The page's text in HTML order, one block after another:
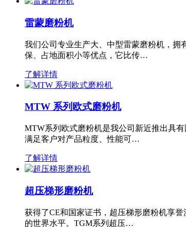
雷蒙磨粉机
我们公司专业生产大、中型雷蒙磨粉机，拥
保、占地面积小等优点，它比传…
了解详情
MTW 系列欧式磨粉机
MTW系列欧式磨粉机是我公司新近推出具
满足客户对产品粒度、性能可…
了解详情
超压梯形磨粉机
获得了CE和国家证书，超压梯形磨粉机享
的世界水平。TGM系列超压…